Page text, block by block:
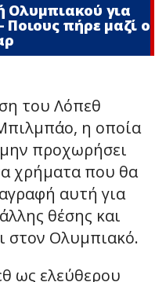
Ολυμπιακού για
Ποιους πήρε μαζί ο
του Λόπεθ
η οποία
προχωρήσει
χρήματα που θα
αυτή για
θέσης και
στον Ολυμπιακό.
ως ελεύθερου